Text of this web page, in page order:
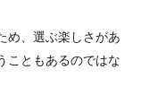
め、選ぶ楽しさがあ
こともあるのではな